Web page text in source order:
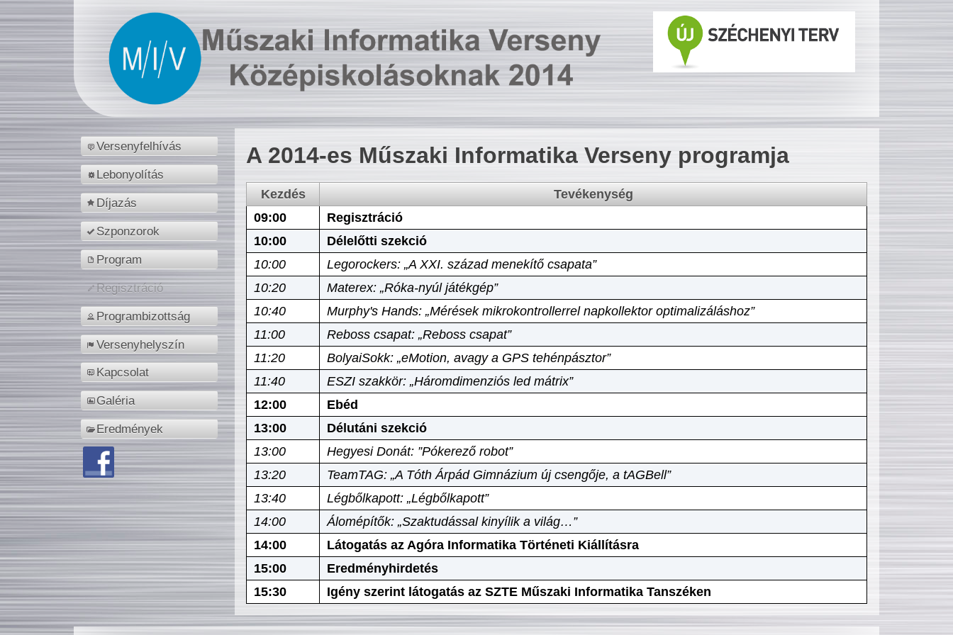
Versenyfelhívás
Lebonyolítás
Díjazás
Szponzorok
Program
Regisztráció
Programbizottság
Versenyhelyszín
Kapcsolat
Galéria
Eredmények
A 2014-es Műszaki Informatika Verseny programja
Kezdés
Tevékenység
09:00
Regisztráció
10:00
Délelőtti szekció
10:00
Legorockers: „A XXI. század menekítő csapata”
10:20
Materex: „Róka-nyúl játékgép”
10:40
Murphy's Hands: „Mérések mikrokontrollerrel napkollektor optimalizáláshoz”
11:00
Reboss csapat: „Reboss csapat”
11:20
BolyaiSokk: „eMotion, avagy a GPS tehénpásztor”
11:40
ESZI szakkör: „Háromdimenziós led mátrix”
12:00
Ebéd
13:00
Délutáni szekció
13:00
Hegyesi Donát: ”Pókerező robot”
13:20
TeamTAG: „A Tóth Árpád Gimnázium új csengője, a tAGBell”
13:40
Légbőlkapott: „Légbőlkapott”
14:00
Álomépítők: „Szaktudással kinyílik a világ…”
14:00
Látogatás az Agóra Informatika Történeti Kiállításra
15:00
Eredményhirdetés
15:30
Igény szerint látogatás az SZTE Műszaki Informatika Tanszéken